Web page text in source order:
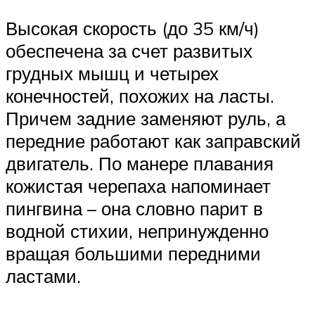
Высокая скорость (до 35 км/ч)
обеспечена за счет развитых
грудных мышц и четырех
конечностей, похожих на ласты.
Причем задние заменяют руль, а
передние работают как заправский
двигатель. По манере плавания
кожистая черепаха напоминает
пингвина – она словно парит в
водной стихии, непринужденно
вращая большими передними
ластами.